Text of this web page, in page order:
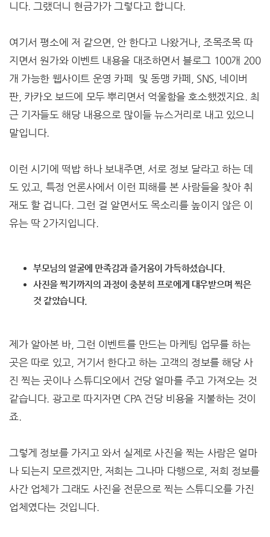
니다. 그랬더니 현금가가 그렇다고 합니다.
여기서 평소에 저 같으면, 안 한다고 나왔거나, 조목조목 따
지면서 원가와 이벤트 내용을 대조하면서 블로그 100개 200
개 가능한 웹사이트 운영 카페 및 동맹 카페, SNS, 네이버
판, 카카오 보드에 모두 뿌리면서 억울함을 호소했겠지요. 최
근 기자들도 해당 내용으로 많이들 뉴스거리로 내고 있으니
말입니다.
이런 시기에 떡밥 하나 보내주면, 서로 정보 달라고 하는 데
도 있고, 특정 언론사에서 이런 피해를 본 사람들을 찾아 취
재도 할 겁니다. 그런 걸 알면서도 목소리를 높이지 않은 이
유는 딱 2가지입니다.
부모님의 얼굴에 만족감과 즐거움이 가득하셨습니다.
사진을 찍기까지의 과정이 충분히 프로에게 대우받으며 찍은
것 같았습니다.
제가 알아본 바, 그런 이벤트를 만드는 마케팅 업무를 하는
곳은 따로 있고, 거기서 한다고 하는 고객의 정보를 해당 사
진 찍는 곳이나 스튜디오에서 건당 얼마를 주고 가져오는 것
같습니다. 광고로 따지자면 CPA 건당 비용을 지불하는 것이
죠.
그렇게 정보를 가지고 와서 실제로 사진을 찍는 사람은 얼마
나 되는지 모르겠지만, 저희는 그나마 다행으로, 저희 정보를
사간 업체가 그래도 사진을 전문으로 찍는 스튜디오를 가진
업체였다는 것입니다.